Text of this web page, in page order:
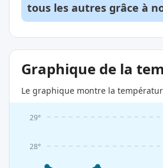
tous les autres grâce à
Graphique de la
Le graphique montre la
28°
29°